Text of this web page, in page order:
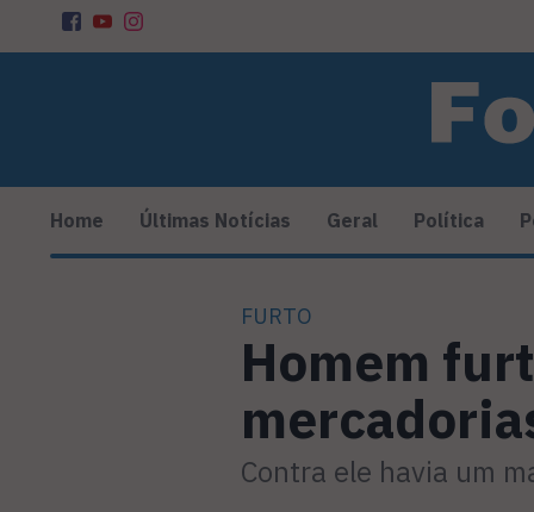
Home Últimas Notícias Geral Política
FURTO
Homem
Contra ele havia um